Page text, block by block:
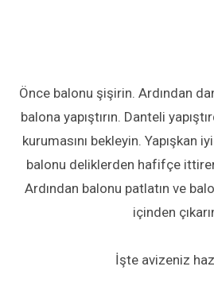
Önce balonu şişirin. Ardından
balona yapıştırın. Danteli
kurumasını bekleyin. Yapışkan
balonu deliklerden hafifçe
Ardından balonu patlatın ve
içinden
İşte avizeniz